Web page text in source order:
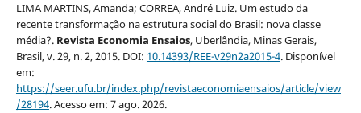
LIMA MARTINS, Amanda; CORREA, André Luiz. Um estudo da
recente transformação na estrutura social do Brasil: nova classe
média?. Revista Economia Ensaios, Uberlândia, Minas Gerais,
Brasil, v. 29, n. 2, 2015. DOI: 10.14393/REE-v29n2a2015-4. Disponível
em:
https://seer.ufu.br/index.php/revistaeconomiaensaios/article/view
/28194. Acesso em: 7 ago. 2026.